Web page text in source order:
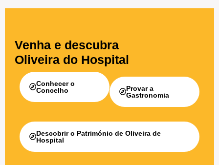
Venha e descubra
Oliveira do Hospital
Conhecer o
Concelho
Provar a
Gastronomia
Descobrir o Património de Oliveira de
Hospital